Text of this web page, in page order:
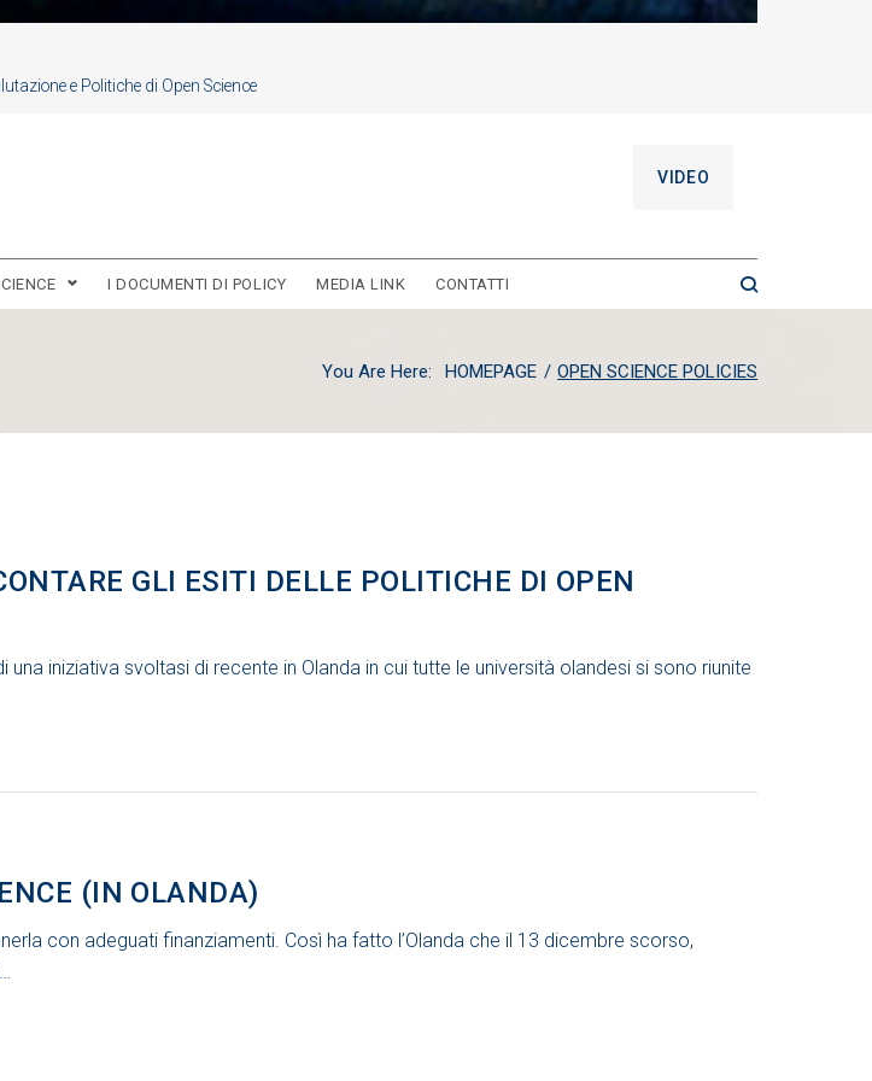
e Politiche di Open Science
VIDEO
I DOCUMENTI DI POLICY MEDIA LINK CONTATTI
You Are Here: HOMEPAGE / OPEN SCIENCE POLICIES
GLI ESITI DELLE POLITICHE DI OPEN
iniziativa svoltasi di recente in Olanda in cui tutte le università olandesi si sono riunite
(IN OLANDA)
con adeguati finanziamenti. Così ha fatto l’Olanda che il 13 dicembre scorso,